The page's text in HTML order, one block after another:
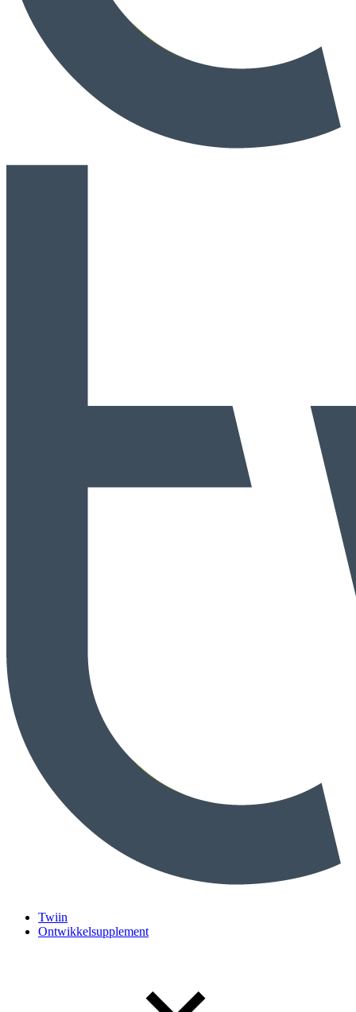
Twiin
Ontwikkelsupplement